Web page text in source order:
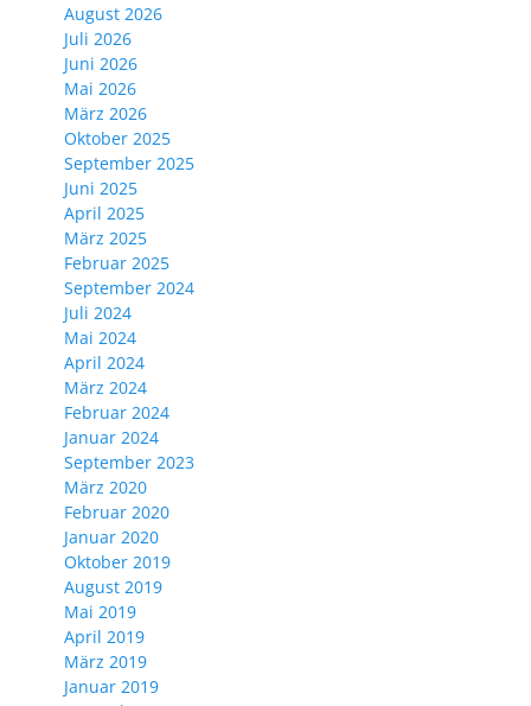
August 2026
Juli 2026
Juni 2026
Mai 2026
März 2026
Oktober 2025
September 2025
Juni 2025
April 2025
März 2025
Februar 2025
September 2024
Juli 2024
Mai 2024
April 2024
März 2024
Februar 2024
Januar 2024
September 2023
März 2020
Februar 2020
Januar 2020
Oktober 2019
August 2019
Mai 2019
April 2019
März 2019
Januar 2019